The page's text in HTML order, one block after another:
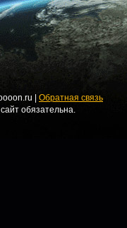
| Обратная связь
обязательна.